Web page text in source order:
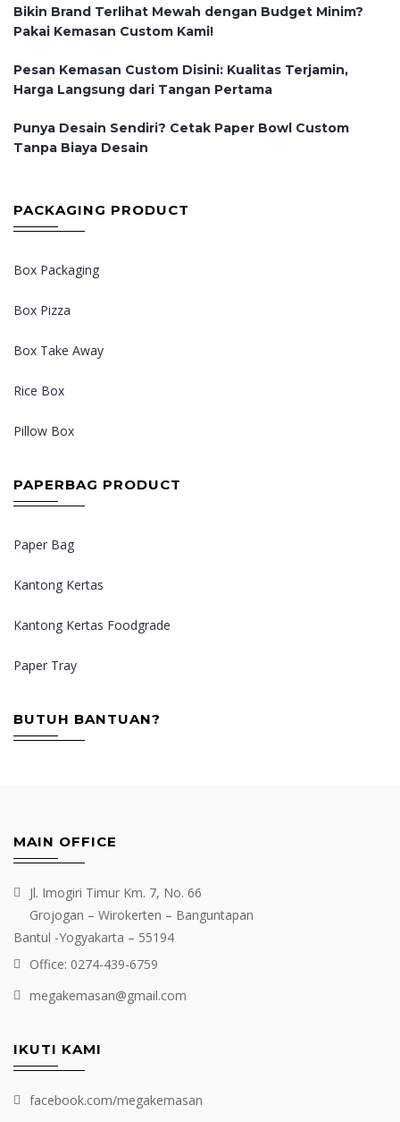
Bikin Brand Terlihat Mewah dengan Budget Minim?
Pakai Kemasan Custom Kami!
Pesan Kemasan Custom Disini: Kualitas Terjamin,
Harga Langsung dari Tangan Pertama
Punya Desain Sendiri? Cetak Paper Bowl Custom
Tanpa Biaya Desain
PACKAGING PRODUCT
Box Packaging
Box Pizza
Box Take Away
Rice Box
Pillow Box
PAPERBAG PRODUCT
Paper Bag
Kantong Kertas
Kantong Kertas Foodgrade
Paper Tray
BUTUH BANTUAN?
MAIN OFFICE
Jl. Imogiri Timur Km. 7, No. 66
Grojogan – Wirokerten – Banguntapan
Bantul -Yogyakarta – 55194
Office: 0274-439-6759
megakemasan@gmail.com
IKUTI KAMI
facebook.com/megakemasan